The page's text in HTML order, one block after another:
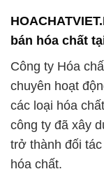
bán hóa chất
Công ty Hóa
chuyên hoạt
các loại hóa
công ty đã xây
trở thành đối
hóa chất.